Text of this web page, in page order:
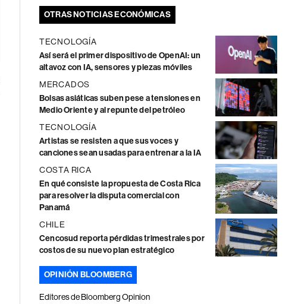
OTRAS NOTICIAS ECONÓMICAS
TECNOLOGÍA
Así será el primer dispositivo de OpenAI: un
altavoz con IA, sensores y piezas móviles
MERCADOS
Bolsas asiáticas suben pese a tensiones en
Medio Oriente y al repunte del petróleo
TECNOLOGÍA
Artistas se resisten a que sus voces y
canciones sean usadas para entrenar a la IA
COSTA RICA
En qué consiste la propuesta de Costa Rica
para resolver la disputa comercial con
Panamá
CHILE
Cencosud reporta pérdidas trimestrales por
costos de su nuevo plan estratégico
OPINIÓN BLOOMBERG
Editores de Bloomberg Opinion